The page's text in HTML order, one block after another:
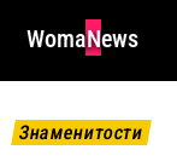
WomaNews
Знаменитости